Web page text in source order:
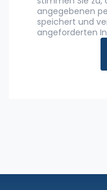
angegebenen
speichert und
angeforderten